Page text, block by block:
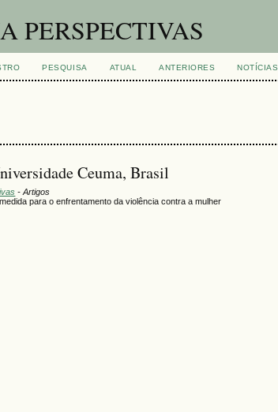
PERSPECTIVAS
PESQUISA ATUAL ANTERIORES NOTÍCIAS
Ceuma, Brasil
- Artigos
para o enfrentamento da violência contra a mulher